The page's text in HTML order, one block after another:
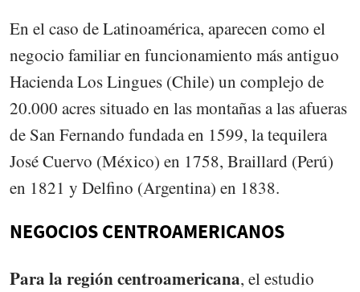
En el caso de Latinoamérica, aparecen como el
negocio familiar en funcionamiento más antiguo
Hacienda Los Lingues (Chile) un complejo de
20.000 acres situado en las montañas a las afueras
de San Fernando fundada en 1599, la tequilera
José Cuervo (México) en 1758, Braillard (Perú)
en 1821 y Delfino (Argentina) en 1838.
NEGOCIOS CENTROAMERICANOS
Para la región centroamericana, el estudio